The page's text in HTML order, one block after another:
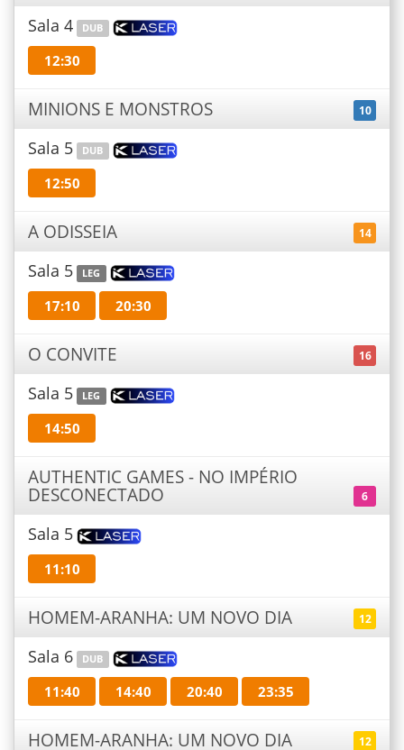
Sala 4 DUB
12:30
MINIONS E MONSTROS 10
Sala 5 DUB
12:50
A ODISSEIA 14
Sala 5 LEG
17:10 20:30
O CONVITE 16
Sala 5 LEG
14:50
AUTHENTIC GAMES - NO IMPÉRIO
DESCONECTADO 6
Sala 5
11:10
HOMEM-ARANHA: UM NOVO DIA 12
Sala 6 DUB
11:40 14:40 20:40 23:35
HOMEM-ARANHA: UM NOVO DIA 12